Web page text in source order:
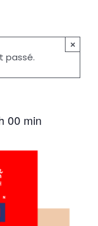
passé.
×
00 min